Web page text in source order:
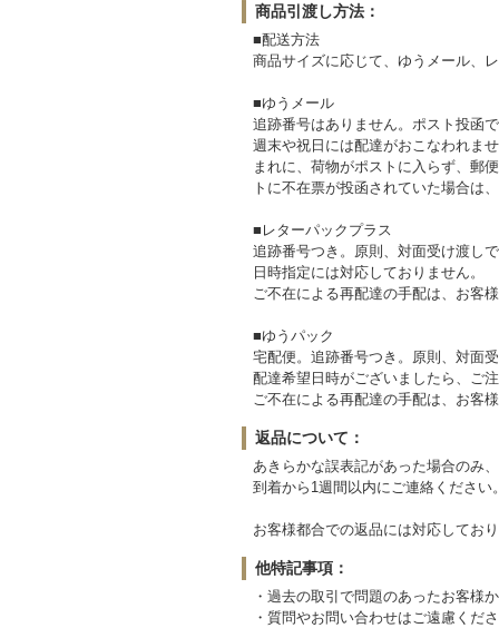
商品引渡し方法：
■配送方法
商品サイズに応じて、ゆうメール、
■ゆうメール
追跡番号はありません。ポスト投函
週末や祝日には配達がおこなわれま
まれに、荷物がポストに入らず、郵
トに不在票が投函されていた場合は
■レターパックプラス
追跡番号つき。原則、対面受け渡し
日時指定には対応しておりません。
ご不在による再配達の手配は、お客
■ゆうパック
宅配便。追跡番号つき。原則、対面
配達希望日時がございましたら、ご
ご不在による再配達の手配は、お客
返品について：
あきらかな誤表記があった場合のみ
到着から1週間以内にご連絡ください
お客様都合での返品には対応してお
他特記事項：
・過去の取引で問題のあったお客様
・質問やお問い合わせはご遠慮くだ